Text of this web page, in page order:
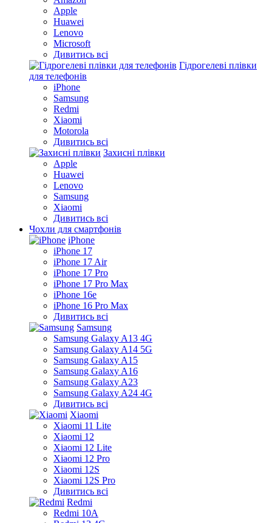
Apple
Huawei
Lenovo
Microsoft
Дивитись всі
Гідрогелеві плівки
для телефонів
iPhone
Samsung
Redmi
Xiaomi
Motorola
Дивитись всі
Захисні плівки
Apple
Huawei
Lenovo
Samsung
Xiaomi
Дивитись всі
Чохли для смартфонів
iPhone
iPhone 17
iPhone 17 Air
iPhone 17 Pro
iPhone 17 Pro Max
iPhone 16e
iPhone 16 Pro Max
Дивитись всі
Samsung
Samsung Galaxy A13 4G
Samsung Galaxy A14 5G
Samsung Galaxy A15
Samsung Galaxy A16
Samsung Galaxy A23
Samsung Galaxy A24 4G
Дивитись всі
Xiaomi
Xiaomi 11 Lite
Xiaomi 12
Xiaomi 12 Lite
Xiaomi 12 Pro
Xiaomi 12S
Xiaomi 12S Pro
Дивитись всі
Redmi
Redmi 10A